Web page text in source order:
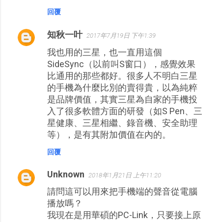
回覆
知秋一叶 2017年7月19日 下午1:39
我也用的三星，也一直用這個
SideSync（以前叫S窗口），感覺效果
比通用的那些都好。很多人不明白三星
的手機為什麼比別的賣得貴，以為純粹
是品牌價值，其實三星為自家的手機投
入了很多軟體方面的研發（如S Pen、三
星健康、三星相繼、錄音機、安全助理
等），是有其附加價值在內的。
回覆
Unknown 2018年1月21日 上午11:20
請問這可以用來把手機端的聲音從電腦
播放嗎？
我現在是用華碩的PC-Link，只要接上原